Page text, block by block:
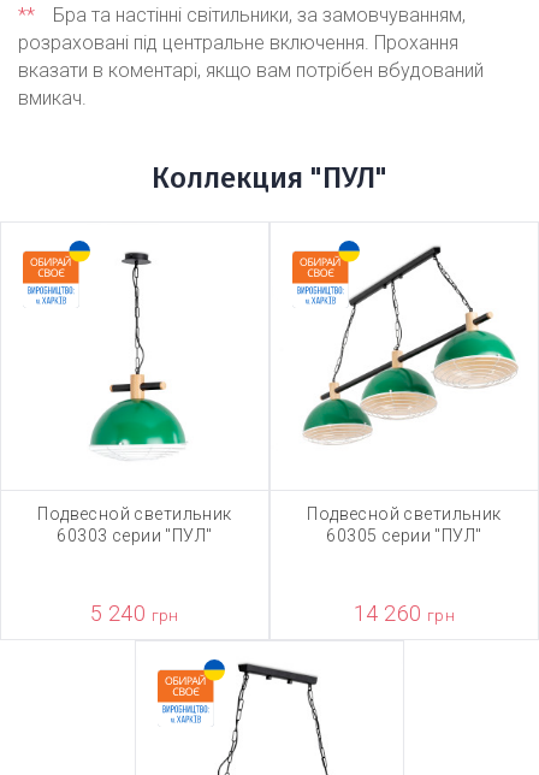
**
Бра та настінні світильники, за замовчуванням,
розраховані під центральне включення. Прохання
вказати в коментарі, якщо вам потрібен вбудований
вмикач.
Коллекция "ПУЛ"
Подвесной светильник
60303 серии "ПУЛ"
5 240 грн
Подвесной светильник
60305 серии "ПУЛ"
14 260 грн